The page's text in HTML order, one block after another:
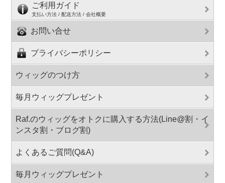
ご利用ガイド
支払い方法 / 配送方法 / 会社概要
お問い合せ
プライバシーポリシー
ウィッグのつけ方
毎月ウィッグプレゼント
Raf.のウィッグをオトクに購入する方法(Line@割・イ
ンスタ割・ブログ割)
よくあるご質問(Q&A)
毎月ウィッグプレゼント